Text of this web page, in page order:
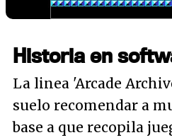
Historia en
La linea 'Arcade
suelo recomendar a
base a que recopila